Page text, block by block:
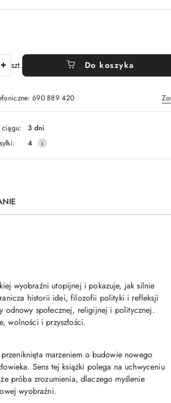
szt. Do koszyka
690 889 420
ciągu:
3 dni
4
wyobraźni utopijnej i pokazuje, jaksilnie
historii idei,filozofii polityki i refleksji
odnowy społecznej, religijnej i politycznej.
wolności i przyszłości.
przeniknięta marzeniem o budowie nowego
Sens tej książki polega na uchwyceniu
próba zrozumienia,dlaczego myślenie
wyobraźni.